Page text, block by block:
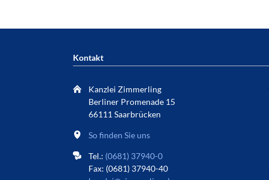
Kontakt
Kanzlei Zimmerling
Berliner Promenade 15
66111 Saarbrücken
So finden Sie uns
Tel.: (0681) 37940-0
Fax: (0681) 37940-40